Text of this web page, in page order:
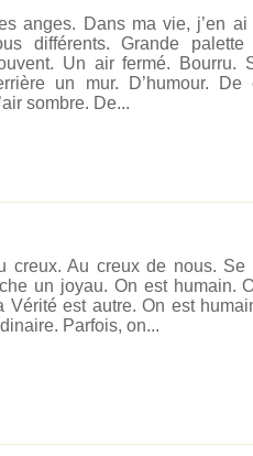
anges. Dans ma vie, j’en ai
différents. Grande
Un air fermé. Bourru.
un mur. D’humour.
sombre. De...
creux. Au creux de nous. Se
un joyau. On est humain.
Vérité est autre. On est
Parfois, on...